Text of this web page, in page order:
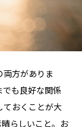
両方がありま
でも良好な関係
ておくことが大
らしいこと。お